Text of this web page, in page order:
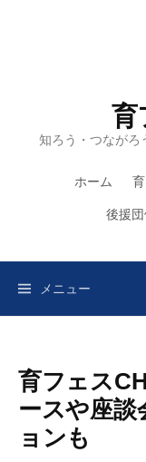
育
知ろう・つながろ
ホーム
後援
メニュー
育フェス
ースや座談
ョンも